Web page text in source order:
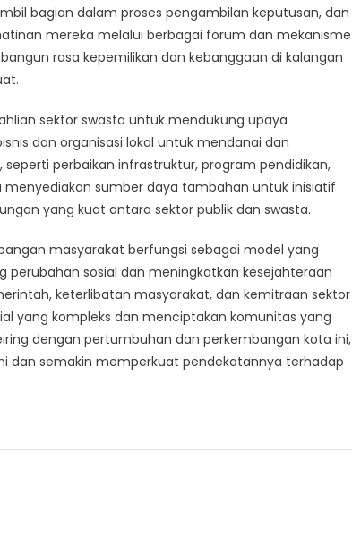
bagian dalam proses pengambilan keputusan, dan
mereka melalui berbagai forum dan mekanisme
rasa kepemilikan dan kebanggaan di kalangan
sektor swasta untuk mendukung upaya
dan organisasi lokal untuk mendanai dan
perbaikan infrastruktur, program pendidikan,
sumber daya tambahan untuk inisiatif
yang kuat antara sektor publik dan swasta.
masyarakat berfungsi sebagai model yang
sosial dan meningkatkan kesejahteraan
keterlibatan masyarakat, dan kemitraan sektor
yang kompleks dan menciptakan komunitas yang
dengan pertumbuhan dan perkembangan kota ini,
dan semakin memperkuat pendekatannya terhadap